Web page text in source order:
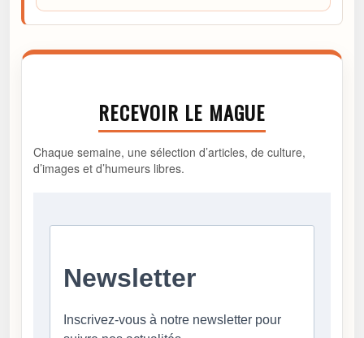
RECEVOIR LE MAGUE
Chaque semaine, une sélection d’articles, de culture,
d’images et d’humeurs libres.